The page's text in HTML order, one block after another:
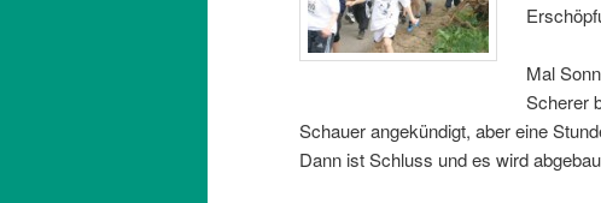
Mal
Scherer
Schauer angekündigt, aber eine
Dann ist Schluss und es wird